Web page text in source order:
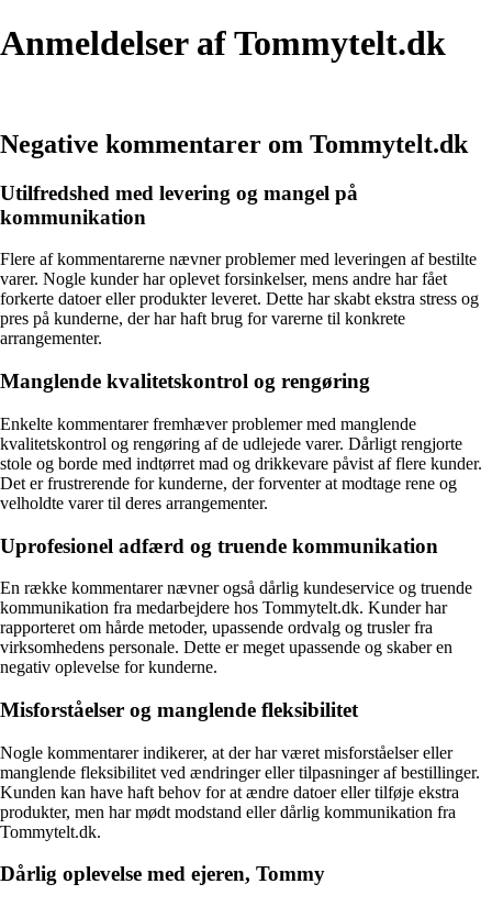
Anmeldelser af Tommytelt.dk
Negative kommentarer om Tommytelt.dk
Utilfredshed med levering og mangel på
kommunikation
Flere af kommentarerne nævner problemer med leveringen af bestilte
varer. Nogle kunder har oplevet forsinkelser, mens andre har fået
forkerte datoer eller produkter leveret. Dette har skabt ekstra stress og
pres på kunderne, der har haft brug for varerne til konkrete
arrangementer.
Manglende kvalitetskontrol og rengøring
Enkelte kommentarer fremhæver problemer med manglende
kvalitetskontrol og rengøring af de udlejede varer. Dårligt rengjorte
stole og borde med indtørret mad og drikkevare påvist af flere kunder.
Det er frustrerende for kunderne, der forventer at modtage rene og
velholdte varer til deres arrangementer.
Uprofesionel adfærd og truende kommunikation
En række kommentarer nævner også dårlig kundeservice og truende
kommunikation fra medarbejdere hos Tommytelt.dk. Kunder har
rapporteret om hårde metoder, upassende ordvalg og trusler fra
virksomhedens personale. Dette er meget upassende og skaber en
negativ oplevelse for kunderne.
Misforståelser og manglende fleksibilitet
Nogle kommentarer indikerer, at der har været misforståelser eller
manglende fleksibilitet ved ændringer eller tilpasninger af bestillinger.
Kunden kan have haft behov for at ændre datoer eller tilføje ekstra
produkter, men har mødt modstand eller dårlig kommunikation fra
Tommytelt.dk.
Dårlig oplevelse med ejeren, Tommy